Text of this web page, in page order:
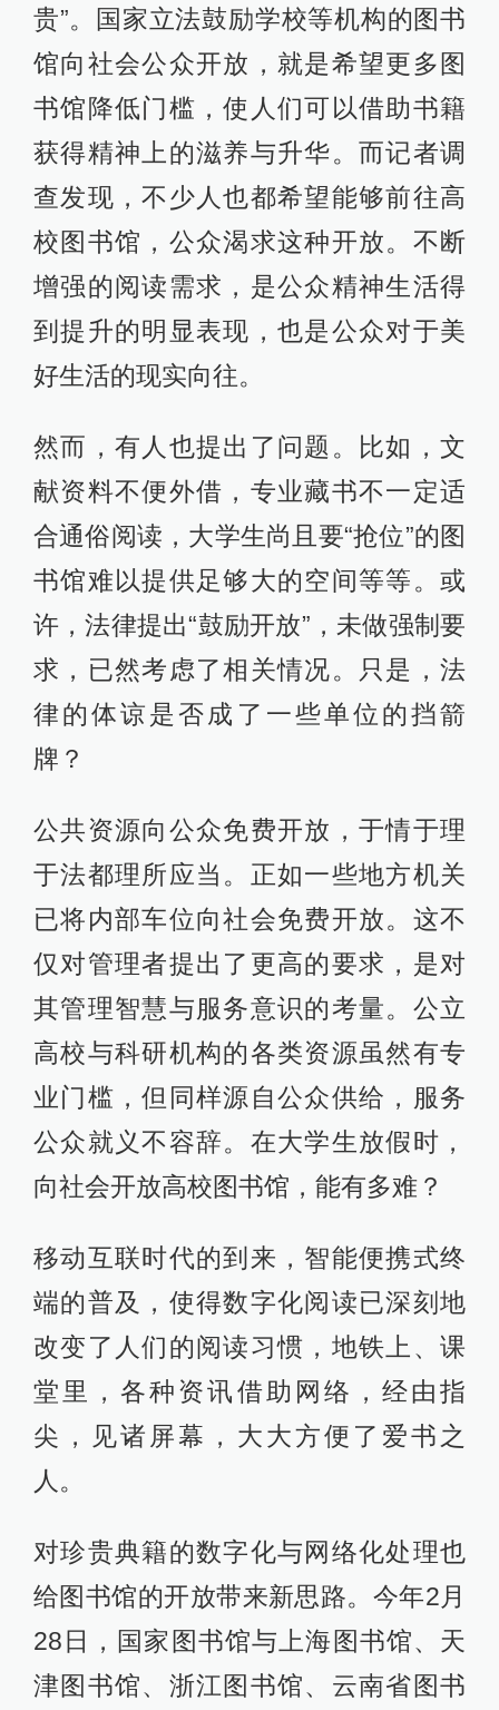
贵”。国家立法鼓励学校等机构的图书
馆向社会公众开放，就是希望更多图
书馆降低门槛，使人们可以借助书籍
获得精神上的滋养与升华。而记者调
查发现，不少人也都希望能够前往高
校图书馆，公众渴求这种开放。不断
增强的阅读需求，是公众精神生活得
到提升的明显表现，也是公众对于美
好生活的现实向往。
然而，有人也提出了问题。比如，文
献资料不便外借，专业藏书不一定适
合通俗阅读，大学生尚且要“抢位”的图
书馆难以提供足够大的空间等等。或
许，法律提出“鼓励开放”，未做强制要
求，已然考虑了相关情况。只是，法
律的体谅是否成了一些单位的挡箭
牌？
公共资源向公众免费开放，于情于理
于法都理所应当。正如一些地方机关
已将内部车位向社会免费开放。这不
仅对管理者提出了更高的要求，是对
其管理智慧与服务意识的考量。公立
高校与科研机构的各类资源虽然有专
业门槛，但同样源自公众供给，服务
公众就义不容辞。在大学生放假时，
向社会开放高校图书馆，能有多难？
移动互联时代的到来，智能便携式终
端的普及，使得数字化阅读已深刻地
改变了人们的阅读习惯，地铁上、课
堂里，各种资讯借助网络，经由指
尖，见诸屏幕，大大方便了爱书之
人。
对珍贵典籍的数字化与网络化处理也
给图书馆的开放带来新思路。今年2月
28日，国家图书馆与上海图书馆、天
津图书馆、浙江图书馆、云南省图书